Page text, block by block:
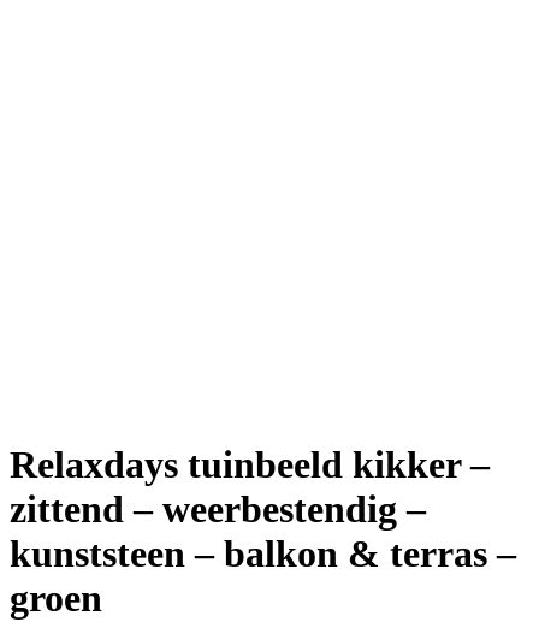
Relaxdays tuinbeeld kikker –
zittend – weerbestendig –
kunststeen – balkon & terras –
groen